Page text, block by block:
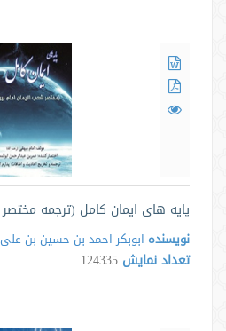
پایه های ایمان کامل (ترجمه
نویسنده ابوبکر احمد بن حسین بن
تعداد نمایش 124335